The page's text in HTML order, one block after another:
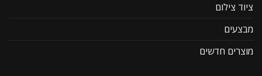
ציוד צילום
מבצעים
מוצרים חדשים